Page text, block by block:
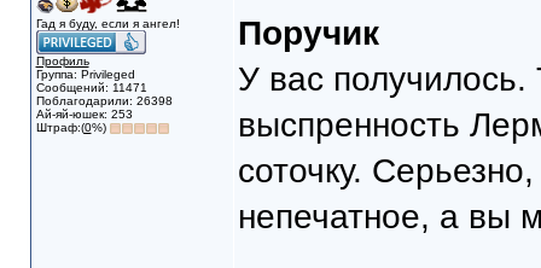
Гад я буду, если я ангел!
Профиль
Группа: Privileged
Сообщений: 11471
Поблагодарили: 26398
Ай-яй-юшек: 253
Штраф:(0%)
Поручик
У вас
выспренность
соточку.
непечатное, а вы